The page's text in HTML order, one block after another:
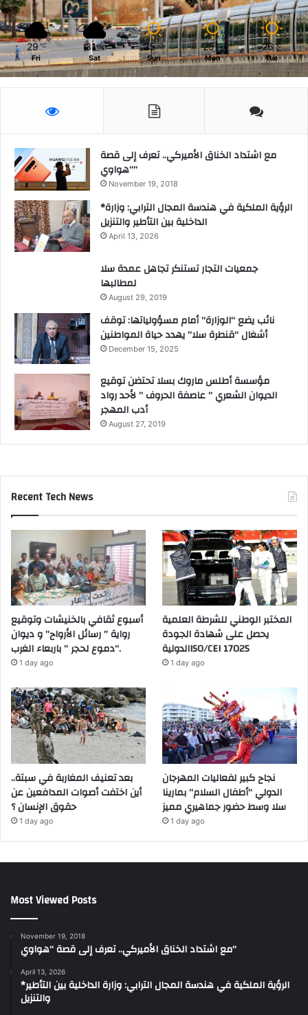
م
ة
ب
ب
ي
ع
ج
ر
ي
ش
م
ف
و
ض
ه
.
ا
ل
إ
ل
ك
ث
ن
ة
29 ℃
Fri
31 ℃
Sat
25 ℃
Sun
25 ℃
Mon
26 ℃
Tue
مع اشتداد الخناق الأميركي.. تعرف إلى قصة
“هواوي”
November 19, 2018
*الرؤية الملكية في هندسة المجال الترابي: وزارة
الداخلية بين التأطير والتنزيل
April 13, 2026
جمعيات التجار تستنكر تجاهل عمدة سلا
لمطالبها
August 29, 2019
نائب يضع “الوزارة” أمام مسؤولياتها: توقف
أشغال “قنطرة سلا” يهدد حياة المواطنين
December 15, 2025
مؤسسة أطلس ماروك بسلا تحتضن توقيع
الديوان الشعري ” عاصفة الحروف ” لأحد رواد
أدب المهجر
August 27, 2019
Recent Tech News
أسبوع ثقافي بالخنيشات وتوقيع
رواية ” رسائل الأرواح” و ديوان
“دموع لحجر ” باربعاء الغرب.
1 day ago
المختبر الوطني للشرطة العلمية
يحصل على شهادة الجودة
الدوليةISO/CEI 17025
1 day ago
بعد تعنيف المغاربة في سبتة..
أين اختفت أصوات المدافعين عن
حقوق الإنسان ؟
1 day ago
نجاح كبير لفعاليات المهرجان
الدولي “أطفال السلام” بمارينا
سلا وسط حضور جماهيري مميز
1 day ago
Most Viewed Posts
November 19, 2018
مع اشتداد الخناق الأميركي.. تعرف إلى قصة “هواوي”
April 13, 2026
*الرؤية الملكية في هندسة المجال الترابي: وزارة الداخلية بين التأطير
والتنزيل